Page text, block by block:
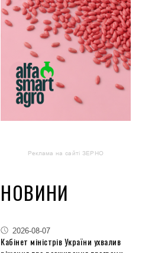
Реклама на сайті ЗЕРНО
НОВИНИ
2026-08-07
Кабінет міністрів України ухвалив